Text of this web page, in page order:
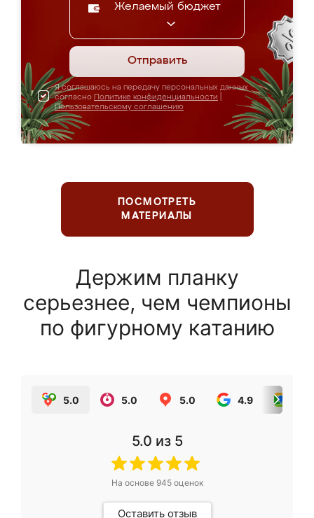
Желаемый бюджет
Отправить
Я соглашаюсь на передачу персональных данных
согласно Политике конфиденциальности
Пользовательскому соглашению
ПОСМОТРЕТЬ
МАТЕРИАЛЫ
Держим планку
серьезнее, чем чемпионы
по фигурному катанию
5.0 5.0 5.0 4.9
5.0 из 5
На основе 945оценок
Оставить отзыв